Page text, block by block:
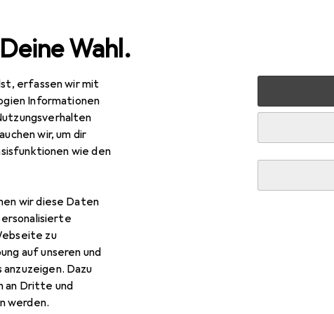
Wahl.
erfassen wir mit
Informationen
wir, um dir
wie den
wir diese Daten
zu
auf unseren und
Dazu
an Dritte und
werden.
Netzwerk
DigitusDN-19 36U-8/8-1 Netzwerkschrank
36 HE, 19 Zoll Rack